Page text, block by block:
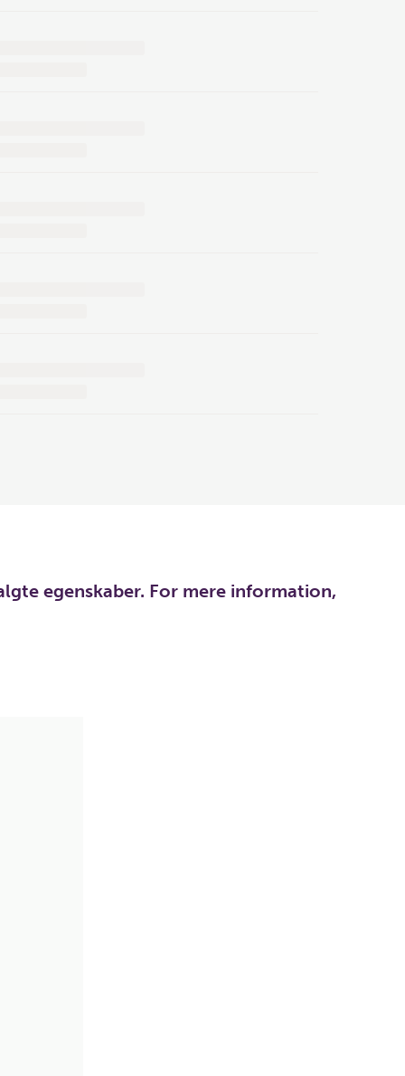
egenskaber. For mere information,